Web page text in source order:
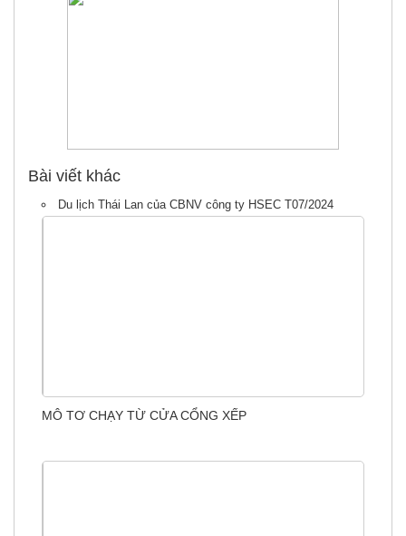
Bài viết khác
Du lịch Thái Lan của CBNV công ty HSEC T07/2024
MÔ TƠ CHẠY TỪ CỬA CỔNG XẾP